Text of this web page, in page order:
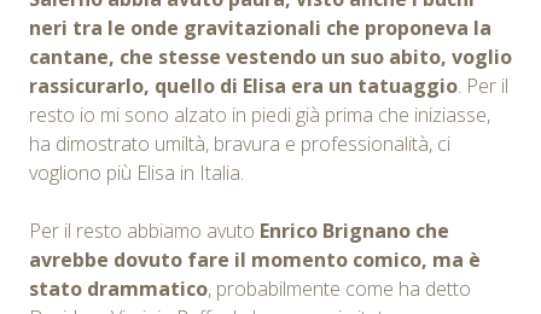
neri tra le onde gravitazionali che proponeva la
cantane, che stesse vestendo un suo abito, voglio
rassicurarlo, quello di Elisa era un tatuaggio. Per il
resto io mi sono alzato in piedi già prima che iniziasse,
ha dimostrato umiltà, bravura e professionalità, ci
vogliono più Elisa in Italia.
Per il resto abbiamo avuto Enrico Brignano che
avrebbe dovuto fare il momento comico, ma è
stato drammatico, probabilmente come ha detto